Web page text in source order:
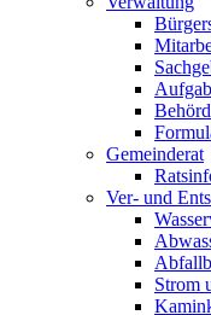
Gemeinderat
Ver- und
Strom